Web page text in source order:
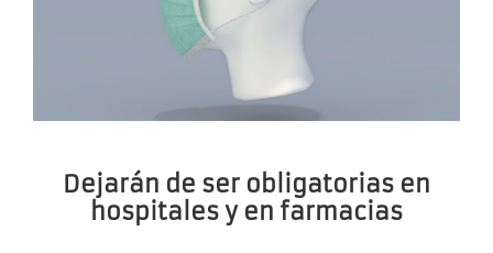
Dejarán de ser obligatorias en
hospitales y en farmacias